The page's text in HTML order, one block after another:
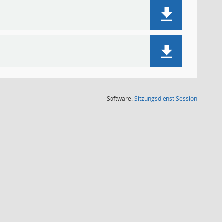
Software:SitzungsdienstSession(Wird in